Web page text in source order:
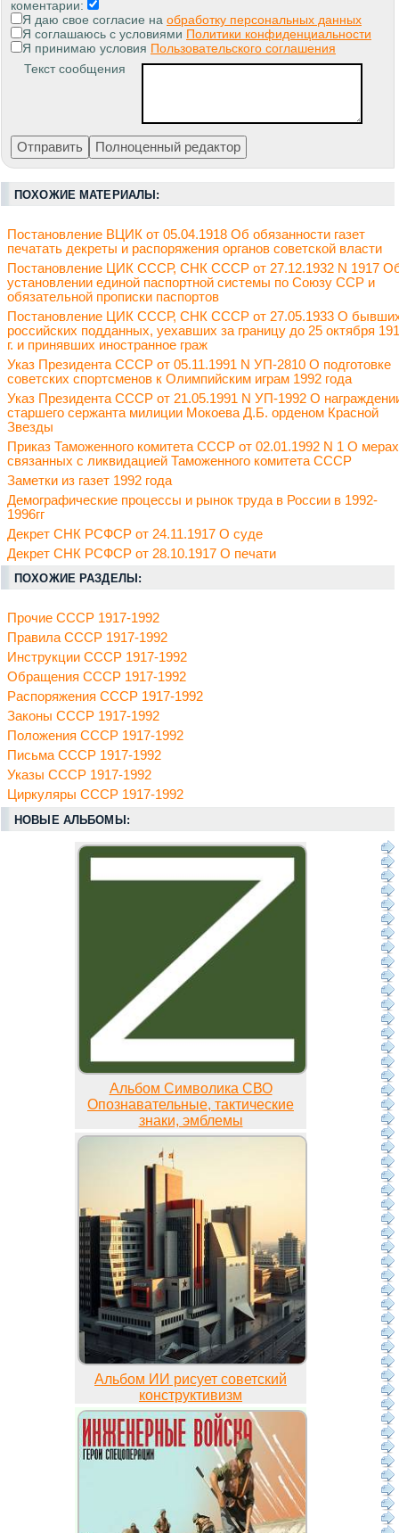
коментарии:
Я даю свое согласие на обработку персональных данных
Я соглашаюсь с условиями Политики конфиденциальности
Я принимаю условия Пользовательского соглашения
Текст сообщения
ПОХОЖИЕ МАТЕРИАЛЫ:
Постановление ВЦИК от 05.04.1918 Об обязанности газет
печатать декреты и распоряжения органов советской власти
Постановление ЦИК СССР, СНК СССР от 27.12.1932 N 1917
установлении единой паспортной системы по Союзу ССР и
обязательной прописки паспортов
Постановление ЦИК СССР, СНК СССР от 27.05.1933 О
российских подданных, уехавших за границу до 25 октября
г. и принявших иностранное граж
Указ Президента СССР от 05.11.1991 N УП-2810 О подготовке
советских спортсменов к Олимпийским играм 1992 года
Указ Президента СССР от 21.05.1991 N УП-1992 О
старшего сержанта милиции Мокоева Д.Б. орденом Красной
Звезды
Приказ Таможенного комитета СССР от 02.01.1992 N 1 О
связанных с ликвидацией Таможенного комитета СССР
Заметки из газет 1992 года
Демографические процессы и рынок труда в России в 1992-
1996гг
Декрет СНК РСФСР от 24.11.1917 О суде
Декрет СНК РСФСР от 28.10.1917 О печати
ПОХОЖИЕ РАЗДЕЛЫ:
Прочие СССР 1917-1992
Правила СССР 1917-1992
Инструкции СССР 1917-1992
Обращения СССР 1917-1992
Распоряжения СССР 1917-1992
Законы СССР 1917-1992
Положения СССР 1917-1992
Письма СССР 1917-1992
Указы СССР 1917-1992
Циркуляры СССР 1917-1992
НОВЫЕ АЛЬБОМЫ:
Альбом Символика СВО
Опознавательные, тактические
знаки, эмблемы
Альбом ИИ рисует советский
конструктивизм